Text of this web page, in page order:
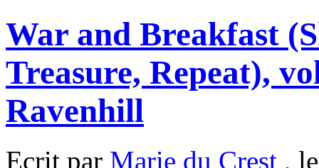
War and Breakfast
Treasure, Repeat),
Ravenhill
Ecrit par Marie du Crest ,